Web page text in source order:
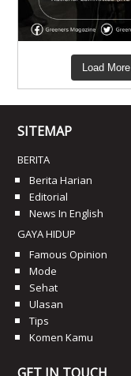
Load More
SITEMAP
BERITA
Berita Harian
Editorial
News In English
GAYA HIDUP
Famous Opinion
Mode
Sehat
Ulasan
Tips
Komen Kamu